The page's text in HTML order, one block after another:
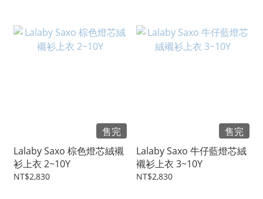
售完
Lalaby Saxo 棕色燈芯絨襯
衫上衣 2~10Y
NT$2,830
售完
Lalaby Saxo 牛仔藍燈芯絨
襯衫上衣 3~10Y
NT$2,830